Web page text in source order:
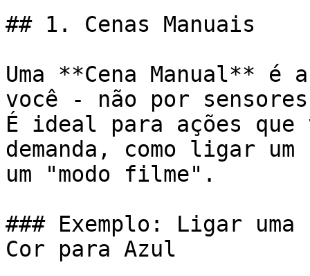
## 1. Cenas Manuais
Uma **Cena Manual** é
você - não por
É ideal para ações
demanda, como ligar
um "modo filme".
### Exemplo: Ligar
Cor para Azul